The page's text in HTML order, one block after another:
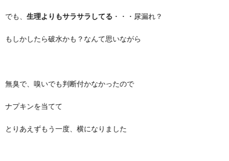
でも、生理よりもサラサラしてる ・・・尿漏れ？
もしかしたら破水かも？なんて思いながら
無臭で、嗅いでも判断付かなかったので
ナプキンを当てて
とりあえずもう一度、横になりました